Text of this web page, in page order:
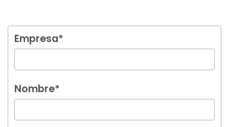
Empresa*
Nombre*